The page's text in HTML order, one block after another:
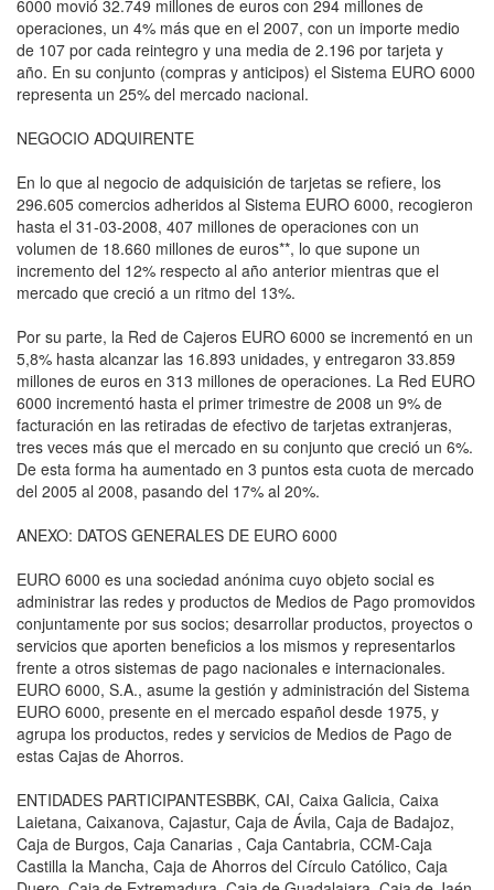
6000 movió 32.749 millones de euros con 294 millones de
operaciones, un 4% más que en el 2007, con un importe medio
de 107 por cada reintegro y una media de 2.196 por tarjeta y
año. En su conjunto (compras y anticipos) el Sistema EURO 6000
representa un 25% del mercado nacional.
NEGOCIO ADQUIRENTE
En lo que al negocio de adquisición de tarjetas se refiere, los
296.605 comercios adheridos al Sistema EURO 6000, recogieron
hasta el 31-03-2008, 407 millones de operaciones con un
volumen de 18.660 millones de euros**, lo que supone un
incremento del 12% respecto al año anterior mientras que el
mercado que creció a un ritmo del 13%.
Por su parte, la Red de Cajeros EURO 6000 se incrementó en un
5,8% hasta alcanzar las 16.893 unidades, y entregaron 33.859
millones de euros en 313 millones de operaciones. La Red EURO
6000 incrementó hasta el primer trimestre de 2008 un 9% de
facturación en las retiradas de efectivo de tarjetas extranjeras,
tres veces más que el mercado en su conjunto que creció un 6%.
De esta forma ha aumentado en 3 puntos esta cuota de mercado
del 2005 al 2008, pasando del 17% al 20%.
ANEXO: DATOS GENERALES DE EURO 6000
EURO 6000 es una sociedad anónima cuyo objeto social es
administrar las redes y productos de Medios de Pago promovidos
conjuntamente por sus socios; desarrollar productos, proyectos o
servicios que aporten beneficios a los mismos y representarlos
frente a otros sistemas de pago nacionales e internacionales.
EURO 6000, S.A., asume la gestión y administración del Sistema
EURO 6000, presente en el mercado español desde 1975, y
agrupa los productos, redes y servicios de Medios de Pago de
estas Cajas de Ahorros.
ENTIDADES PARTICIPANTESBBK, CAI, Caixa Galicia, Caixa
Laietana, Caixanova, Cajastur, Caja de Ávila, Caja de Badajoz,
Caja de Burgos, Caja Canarias , Caja Cantabria, CCM-Caja
Castilla la Mancha, Caja de Ahorros del Círculo Católico, Caja